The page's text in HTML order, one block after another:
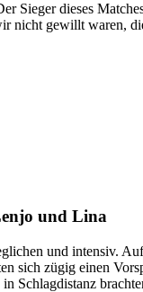
Sieger dieses
nicht gewillt waren,
und Lina
und intensiv.
sich zügig einen
Schlagdistanz